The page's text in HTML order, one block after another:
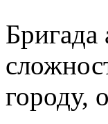
Бригада
городу,